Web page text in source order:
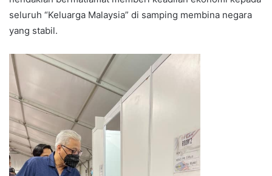
seluruh “Keluarga Malaysia” di samping membina negara
yang stabil.